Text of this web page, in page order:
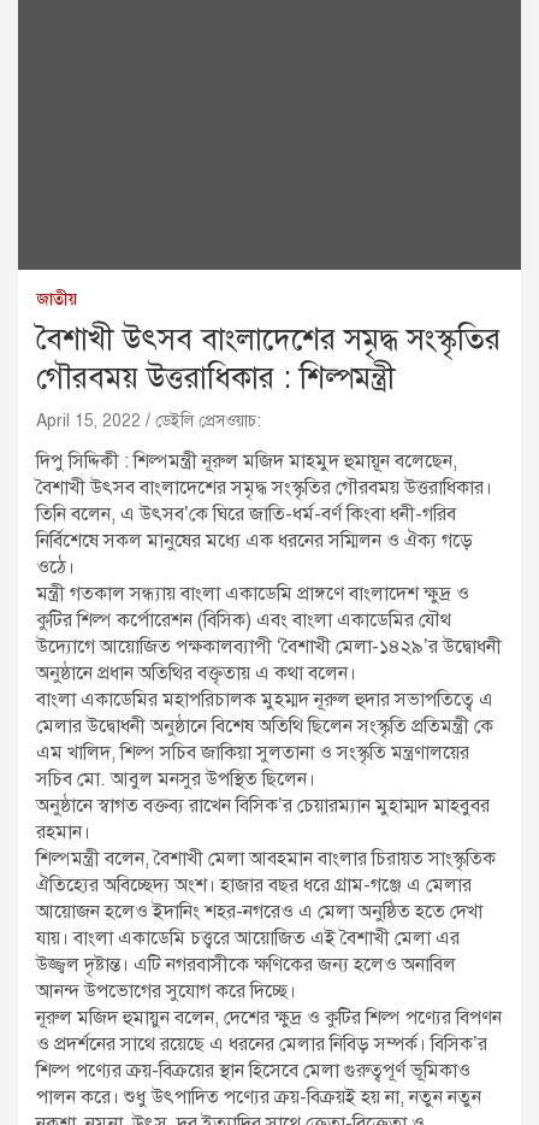
জাতীয়
বৈশাখী উৎসব বাংলাদেশের সমৃদ্ধ সংস্কৃতির
গৌরবময় উত্তরাধিকার : শিল্পমন্ত্রী
April 15, 2022 ডেইলি প্রেসওয়াচ:
দিপু সিদ্দিকী : শিল্পমন্ত্রী নূরুল মজিদ মাহমুদ হুমায়ূন বলেছেন,
বৈশাখী উৎসব বাংলাদেশের সমৃদ্ধ সংস্কৃতির গৌরবময় উত্তরাধিকার।
তিনি বলেন, এ উৎসব’কে ঘিরে জাতি-ধর্ম-বর্ণ কিংবা ধনী-গরিব
নির্বিশেষে সকল মানুষের মধ্যে এক ধরনের সম্মিলন ও ঐক্য গড়ে
ওঠে।
মন্ত্রী গতকাল সন্ধ্যায় বাংলা একাডেমি প্রাঙ্গণে বাংলাদেশ ক্ষুদ্র ও
কুটির শিল্প কর্পোরেশন (বিসিক) এবং বাংলা একাডেমির যৌথ
উদ্যোগে আয়োজিত পক্ষকালব্যাপী ‘বৈশাখী মেলা-১৪২৯’র উদ্বোধনী
অনুষ্ঠানে প্রধান অতিথির বক্তৃতায় এ কথা বলেন।
বাংলা একাডেমির মহাপরিচালক মুহম্মদ নূরুল হুদার সভাপতিত্বে এ
মেলার উদ্বোধনী অনুষ্ঠানে বিশেষ অতিথি ছিলেন সংস্কৃতি প্রতিমন্ত্রী কে
এম খালিদ, শিল্প সচিব জাকিয়া সুলতানা ও সংস্কৃতি মন্ত্রণালয়ের
সচিব মো. আবুল মনসুর উপস্থিত ছিলেন।
অনুষ্ঠানে স্বাগত বক্তব্য রাখেন বিসিক’র চেয়ারম্যান মুহাম্মদ মাহবুবর
রহমান।
শিল্পমন্ত্রী বলেন, বৈশাখী মেলা আবহমান বাংলার চিরায়ত সাংস্কৃতিক
ঐতিহ্যের অবিচ্ছেদ্য অংশ। হাজার বছর ধরে গ্রাম-গঞ্জে এ মেলার
আয়োজন হলেও ইদানিং শহর-নগরেও এ মেলা অনুষ্ঠিত হতে দেখা
যায়। বাংলা একাডেমি চত্ত্বরে আয়োজিত এই বৈশাখী মেলা এর
উজ্জ্বল দৃষ্টান্ত। এটি নগরবাসীকে ক্ষণিকের জন্য হলেও অনাবিল
আনন্দ উপভোগের সুযোগ করে দিচ্ছে।
নূরুল মজিদ হুমায়ুন বলেন, দেশের ক্ষুদ্র ও কুটির শিল্প পণ্যের বিপণন
ও প্রদর্শনের সাথে রয়েছে এ ধরনের মেলার নিবিড় সম্পর্ক। বিসিক’র
শিল্প পণ্যের ক্রয়-বিক্রয়ের স্থান হিসেবে মেলা গুরুত্বপূর্ণ ভূমিকাও
পালন করে। শুধু উৎপাদিত পণ্যের ক্রয়-বিক্রয়ই হয় না, নতুন নতুন